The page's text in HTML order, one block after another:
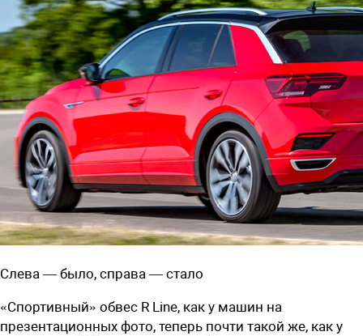
Слева — было, справа — стало
«Спортивный» обвес R Line, как у машин на
презентационных фото, теперь почти такой же, как у